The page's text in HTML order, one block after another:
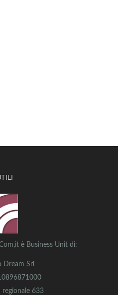
è Business Unit di:
Dream Srl
regionale 633